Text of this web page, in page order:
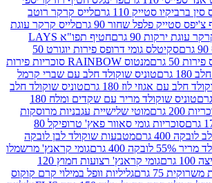
110 גרם
לייס קרקר רוטב
שחור 90 גרם
לייס קרקר עוגת
גרם
חטיף תפו"א LAYS
סקיטלס גומי דרופס פירות יוגורט 50
מנטוס RAINBOW סוכריות פירות
טוניס שוקולד חלב עם שברי קרמל
לוז 180 גרם
טוניס שוקולד חלב
טוניס שוקולד מריר עם שקדים ומלח 180
מוטי שלישיית עגבניות מרוסקות
סוכריות גומי סאוור פאץ' טרופיקל 80
מטבעות שוקולד לבן לובקה
גומי קראנץ' מרשמלו
גומי קראנץ' רצועות חמוץ 120
גליליות וופל במילוי קרם קוקוס